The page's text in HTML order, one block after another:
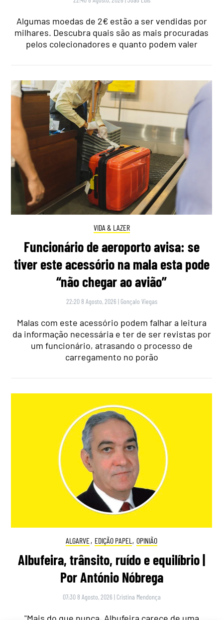
Algumas moedas de 2€ estão a ser vendidas por
milhares. Descubra quais são as mais procuradas
pelos colecionadores e quanto podem valer
VIDA & LAZER
Funcionário de aeroporto avisa: se
tiver este acessório na mala esta pode
“não chegar ao avião”
22:20 8 Agosto, 2026 | Gonçalo Viegas
Malas com este acessório podem falhar a leitura
da informação necessária e ter de ser revistas por
um funcionário, atrasando o processo de
carregamento no porão
ALGARVE, EDIÇÃO PAPEL , OPINIÃO
Albufeira, trânsito, ruído e equilíbrio |
Por António Nóbrega
07:30 8 Agosto, 2026 | Cristina Mendonça